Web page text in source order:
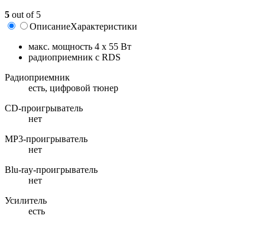
5 out of 5
ОписаниеХарактеристики
макс. мощность 4 x 55 Вт
радиоприемник с RDS
Радиоприемник
есть, цифровой тюнер
CD-проигрыватель
нет
MP3-проигрыватель
нет
Blu-ray-проигрыватель
нет
Усилитель
есть